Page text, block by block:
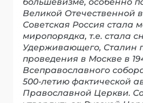
Великой Отечественной
Советская Россия стала
миропорядка, т.е. стала
Удерживающего, Сталин
проведения в Москве в
Всеправославного
500-летию фактической
Православной Церкви.